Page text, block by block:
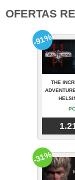
OFERTAS
THE
PC
-91%
-31%